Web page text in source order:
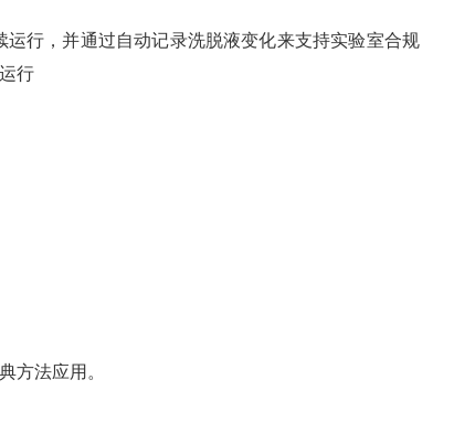
运行，并通过自动记录洗脱液变化来支持实验室合规
行
方法应用。